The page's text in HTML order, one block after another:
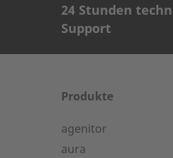
24 Stunden
Support
24-
Produkte
agenitor
aura